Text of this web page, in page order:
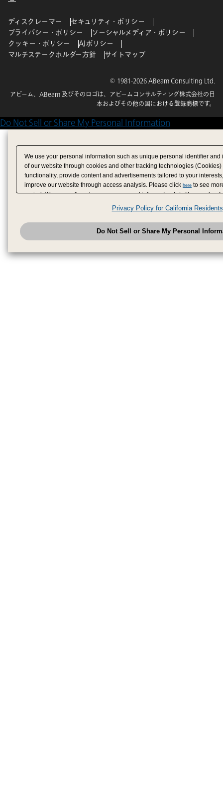
ディスクレーマー
セキュリティ・ポリシー
プライバシー・ポリシー
ソーシャルメディア・ポリシー
クッキー・ポリシー
AIポリシー
マルチステークホルダー方針
サイトマップ
© 1981-2026 ABeam Consulting Ltd.
アビーム、ABeam 及びそのロゴは、アビームコンサルティング株式会社の日
本およびその他の国における登録商標です。
Do Not Sell or Share My Personal Information
We use your personal information such as unique personal identifier
of our website through cookies and other tracking technologies
functionality, provide content and advertisements tailored to your
improve our website through access analysis. Please click here to see
period. We may sell or share your personal information to/with our
have provided to them or that they have collected from your use of their
analyze and optimize advertisements delivered to you by businesses
have the right to opt out of sale or share of your personal information by
to exercise your right. If we have detected an opt-out
honored.Change your sell or share preference
Privacy Policy for California Residents
Do Not Sell or Share My Personal